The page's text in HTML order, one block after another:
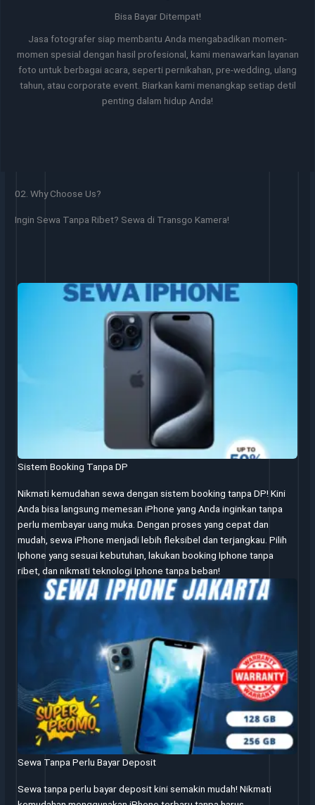
Bisa Bayar Ditempat!
Jasa fotografer siap membantu Anda mengabadikan momen-
momen spesial dengan hasil profesional, kami menawarkan layanan
foto untuk berbagai acara, seperti pernikahan, pre-wedding, ulang
tahun, atau corporate event. Biarkan kami menangkap setiap detil
penting dalam hidup Anda!
02. Why Choose Us?
Ingin Sewa Tanpa Ribet? Sewa di Transgo Kamera!
Sistem Booking Tanpa DP
Nikmati kemudahan sewa dengan sistem booking tanpa DP! Kini
Anda bisa langsung memesan iPhone yang Anda inginkan tanpa
perlu membayar uang muka. Dengan proses yang cepat dan
mudah, sewa iPhone menjadi lebih fleksibel dan terjangkau. Pilih
Iphone yang sesuai kebutuhan, lakukan booking Iphone tanpa
ribet, dan nikmati teknologi Iphone tanpa beban!
Sewa Tanpa Perlu Bayar Deposit
Sewa tanpa perlu bayar deposit kini semakin mudah! Nikmati